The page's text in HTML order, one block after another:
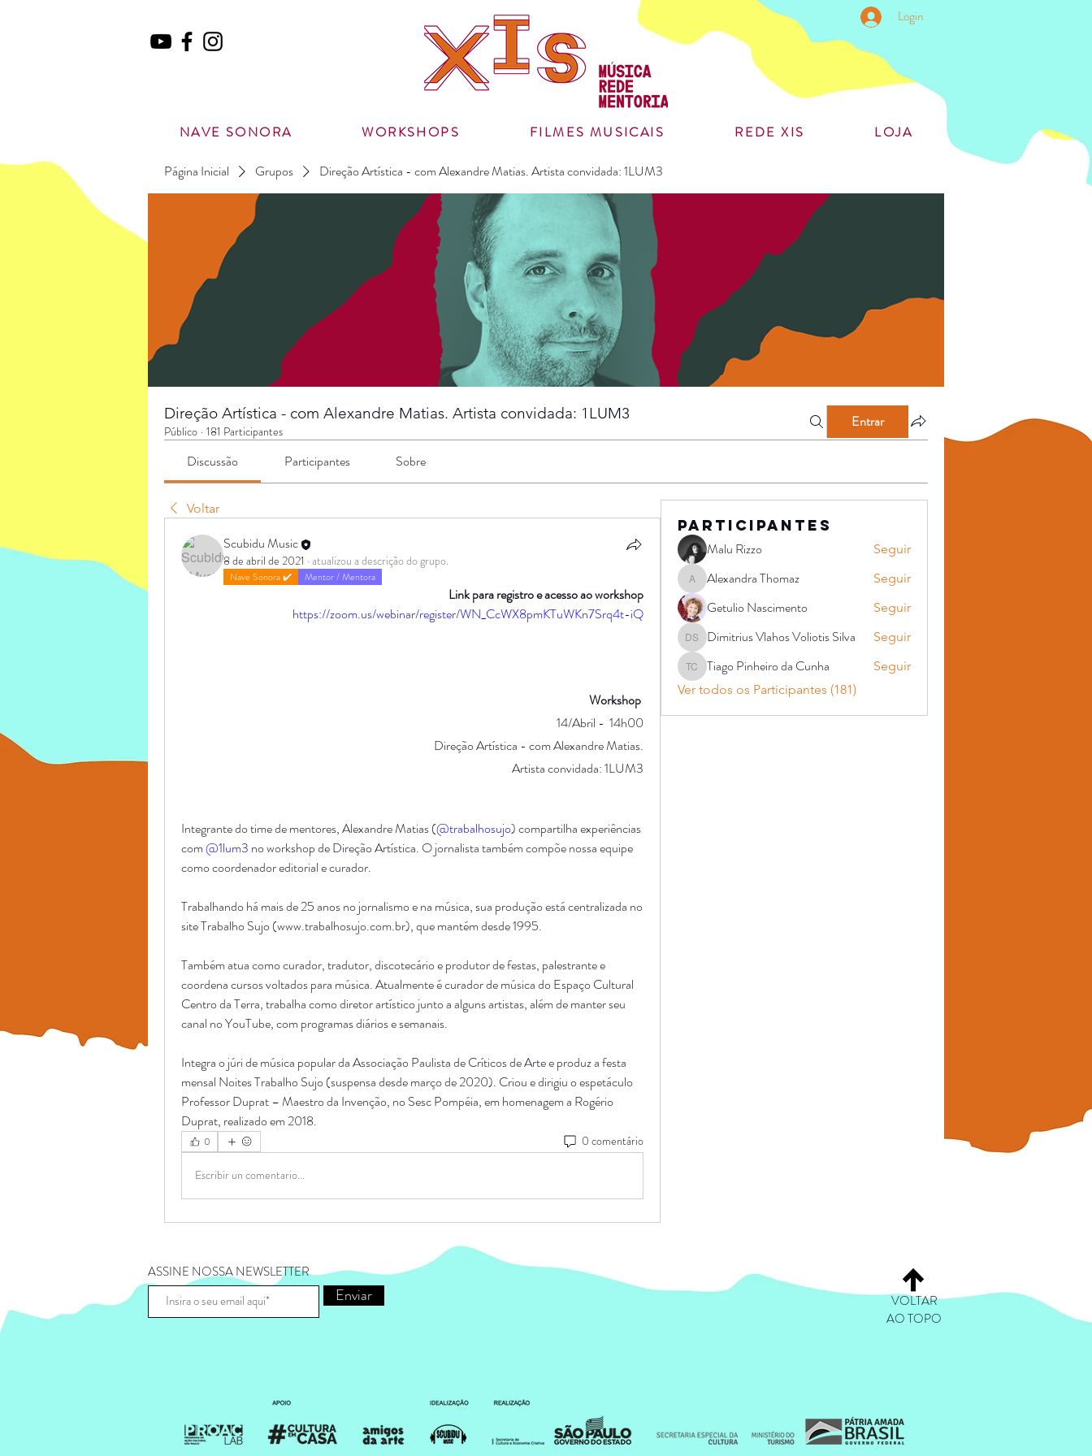
Login
NAVE SONORA WORKSHOPS FILMES MUSICAIS REDE XIS LOJA
Página Inicial Grupos Direção Artística - com Alexandre Matias. Artista convidada: 1LUM3
Direção Artística - com Alexandre Matias. Artista convidada: 1LUM3
Público · 181 Participantes
Entrar
Discussão Participantes Sobre
Voltar
Scubidu Music
8 de abril de 2021 · atualizou a descrição do grupo.
Nave Sonora ✔️ Mentor / Mentora
Link para registro e acesso ao workshop
https://zoom.us/webinar/register/WN_CcWX8pmKTuWKn7Srq4t-iQ
Workshop
14/Abril -  14h00
Direção Artística - com Alexandre Matias.
Artista convidada: 1LUM3
Integrante do time de mentores, Alexandre Matias (@trabalhosujo) compartilha experiências
com @1lum3 no workshop de Direção Artística. O jornalista também compõe nossa equipe
como coordenador editorial e curador.
Trabalhando há mais de 25 anos no jornalismo e na música, sua produção está centralizada no
site Trabalho Sujo (www.trabalhosujo.com.br), que mantém desde 1995.
Também atua como curador, tradutor, discotecário e produtor de festas, palestrante e
coordena cursos voltados para música. Atualmente é curador de música do Espaço Cultural
Centro da Terra, trabalha como diretor artístico junto a alguns artistas, além de manter seu
canal no YouTube, com programas diários e semanais.
Integra o júri de música popular da Associação Paulista de Críticos de Arte e produz a festa
mensal Noites Trabalho Sujo (suspensa desde março de 2020). Criou e dirigiu o espetáculo
Professor Duprat – Maestro da Invenção, no Sesc Pompéia, em homenagem a Rogério
Duprat, realizado em 2018.
0 0 comentário
Escribir un comentario...
Participantes
Malu Rizzo
Seguir
Alexandra Thomaz
Alexandra Thomaz Seguir
Getulio Nascimento Seguir
Dimitrius Vlahos Voliotis Silva
Dimitrius Vlahos Voliotis Silva Seguir
Tiago Pinheiro da Cunha
Tiago Pinheiro da Cunha
Seguir
Ver todos os Participantes (181)
ASSINE NOSSA NEWSLETTER
Enviar
VOLTAR
AO TOPO